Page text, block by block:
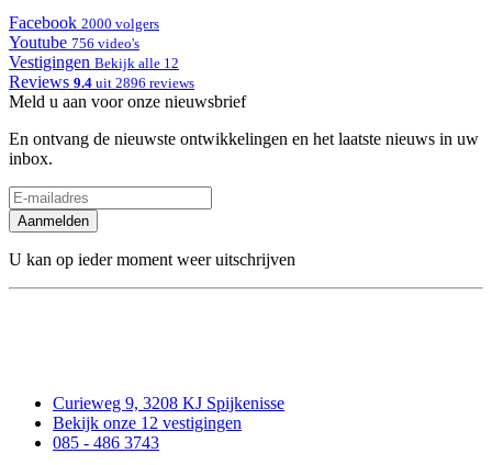
Facebook 2000 volgers
Youtube 756 video's
Vestigingen Bekijk alle 12
Reviews 9.4 uit 2896 reviews
Meld u aan voor onze nieuwsbrief
En ontvang de nieuwste ontwikkelingen en het laatste nieuws in uw
inbox.
Aanmelden
U kan op ieder moment weer uitschrijven
Curieweg 9, 3208 KJ Spijkenisse
Bekijk onze 12 vestigingen
085 - 486 3743